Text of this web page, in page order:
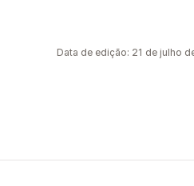
Data de edição: 21 de julho